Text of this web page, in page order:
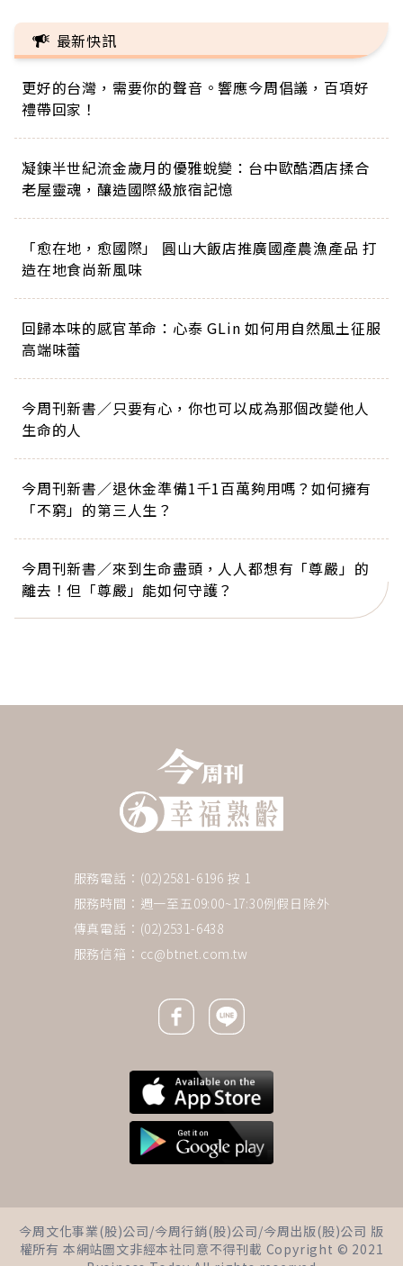
70歲三立董事長林崑海辭世／頭
頸癌末選擇不開刀…醫列6大病癥
最新快訊
更好的台灣，需要你的聲音。響應今周倡議，百項好
禮帶回家！
凝鍊半世紀流金歲月的優雅蛻變：台中歐酷酒店揉合
老屋靈魂，釀造國際級旅宿記憶
「愈在地，愈國際」 圓山大飯店推廣國產農漁產品 打
造在地食尚新風味
回歸本味的感官革命：心泰 GLin 如何用自然風土征服
高端味蕾
今周刊新書／只要有心，你也可以成為那個改變他人
生命的人
今周刊新書／退休金準備1千1百萬夠用嗎？如何擁有
「不窮」的第三人生？
今周刊新書／來到生命盡頭，人人都想有「尊嚴」的
離去！但「尊嚴」能如何守護？
服務電話：(02)2581-6196 按 1
服務時間：週一至五09:00~17:30例假日除外
傳真電話：(02)2531-6438
服務信箱： cc@btnet.com.tw
Facebook icon
Line icon
今周文化事業(股)公司/今周行銷(股)公司/今周出版(股)公司 版
權所有 本網站圖文非經本社同意不得刊載 Copyright © 2021